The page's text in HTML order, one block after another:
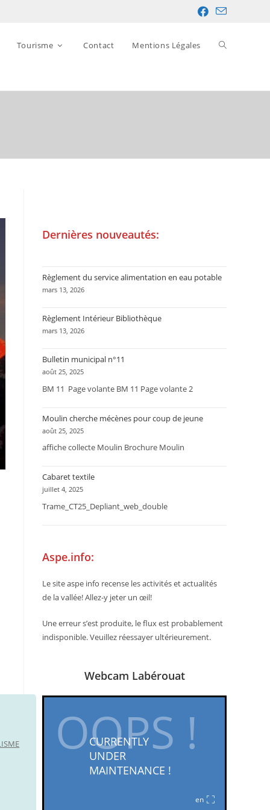
Tourisme Contact Mentions Légales
Dernières nouveautés:
Règlement du service alimentation en eau potable
mars 13, 2026
Règlement Intérieur Bibliothèque
mars 13, 2026
Bulletin municipal n°11
août 25, 2025
BM 11 Page volante BM 11 Page volante 2
Moulin cherche mécènes pour coup de jeune
août 25, 2025
affiche collecte Moulin Brochure Moulin
Cabaret textile
juillet 4, 2025
Trame_CT25_Depliant_web_double
Aspe.info:
Le site aspe info recense les activités et actualités
de la vallée! Allez-y jeter un œil!
Une erreur s’est produite, le flux est probablement
indisponible. Veuillez réessayer ultérieurement.
Webcam Labérouat